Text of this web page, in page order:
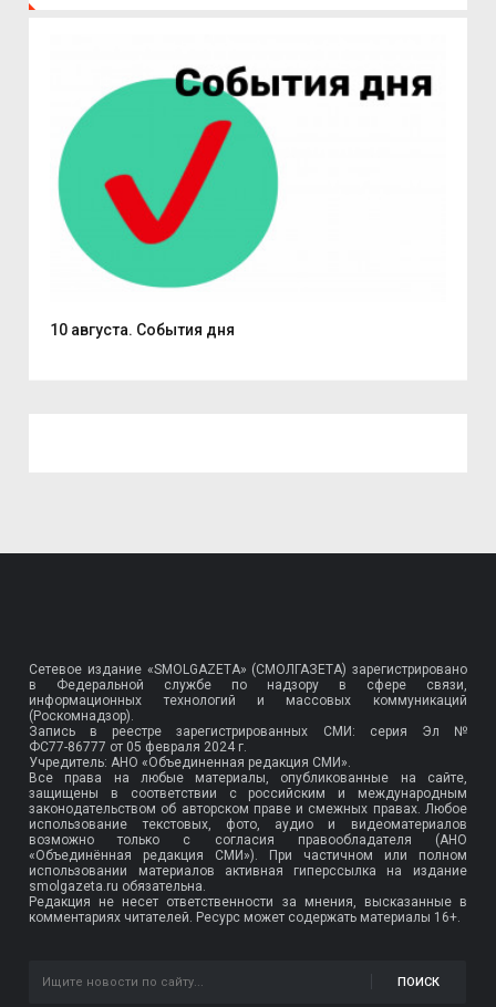
10 августа. События дня
Сетевое издание «SMOLGAZETA» (СМОЛГАЗЕТА) зарегистрировано
в Федеральной службе по надзору в сфере связи,
информационных технологий и массовых коммуникаций
(Роскомнадзор).
Запись в реестре зарегистрированных СМИ: серия Эл №
ФС77-86777 от 05 февраля 2024 г.
Учредитель: АНО «Объединенная редакция СМИ».
Все права на любые материалы, опубликованные на сайте,
защищены в соответствии с российским и международным
законодательством об авторском праве и смежных правах. Любое
использование текстовых, фото, аудио и видеоматериалов
возможно только с согласия правообладателя (АНО
«Объединённая редакция СМИ»). При частичном или полном
использовании материалов активная гиперссылка на издание
smolgazeta.ru обязательна.
Редакция не несет ответственности за мнения, высказанные в
комментариях читателей. Ресурс может содержать материалы 16+.
ПОИСК